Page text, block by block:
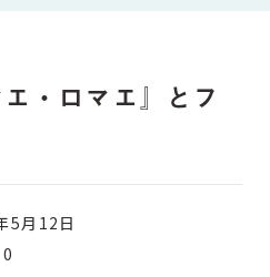
・ロマエ』とフ
5月12日
0